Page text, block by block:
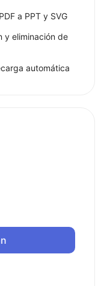
a PPT y SVG
y eliminación de
automática